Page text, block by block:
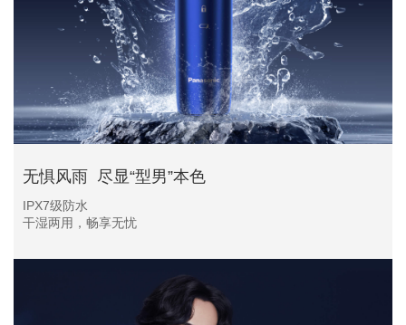
无惧风雨 尽显“型男”本色
IPX7级防水
干湿两用，畅享无忧